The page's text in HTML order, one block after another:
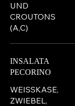
UND
CROUTONS
(A,C)
INSALATA
PECORINO
WEISSKASE,
ZWIEBEL,